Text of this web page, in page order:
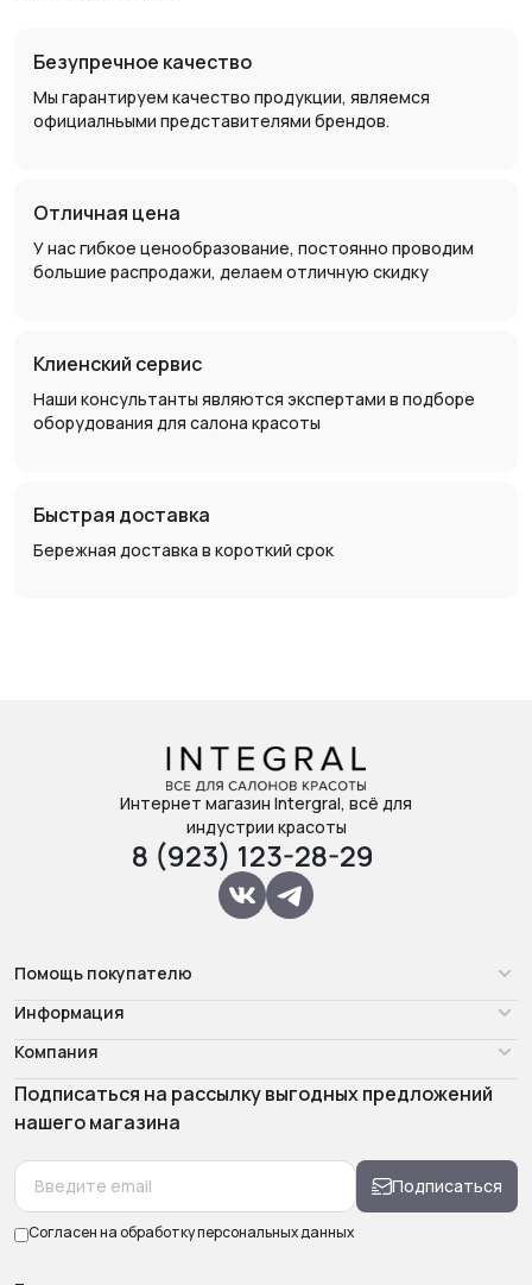
Безупречное качество
Мы гарантируем качество продукции, являемся
официалньыми представителями брендов.
Отличная цена
У нас гибкое ценообразование, постоянно проводим
большие распродажи, делаем отличную скидку
Клиенский сервис
Наши консультанты являются экспертами в подборе
оборудования для салона красоты
Быстрая доставка
Бережная доставка в короткий срок
Интернет магазин Intergral, всё для
индустрии красоты
8 (923) 123-28-29
Помощь покупателю
Информация
Компания
Подписаться на рассылку выгодных предложений
нашего магазина
Подписаться
Согласен на обработкуперсональных данных